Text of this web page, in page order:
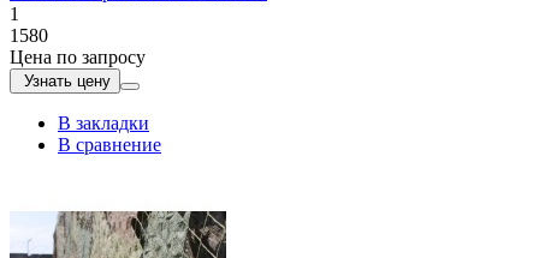
1
1580
Цена по запросу
Узнать цену
В закладки
В сравнение